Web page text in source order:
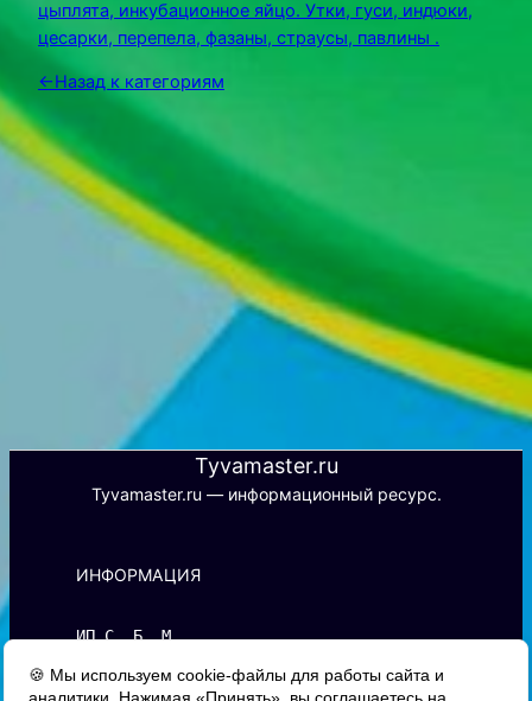
цыплята, инкубационное яйцо. Утки, гуси, индюки,
цесарки, перепела, фазаны, страусы, павлины .
←Назад к категориям
Tyvamaster.ru
Tyvamaster.ru — информационный ресурс.
🍪 Мы используем cookie-файлы для работы сайта и
ИНФОРМАЦИЯ
ИП С. Б. М.
326170000016510